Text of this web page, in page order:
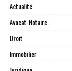
Actualité
Avocat-Notaire
Droit
Immobilier